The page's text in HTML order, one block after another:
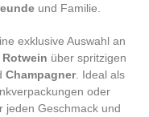
und Familie.
exklusive Auswahl an
Rotwein über spritzigen
Champagner. Ideal als
oder
jeden Geschmack und